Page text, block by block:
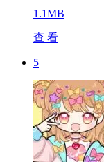
1.1MB
查 看
5